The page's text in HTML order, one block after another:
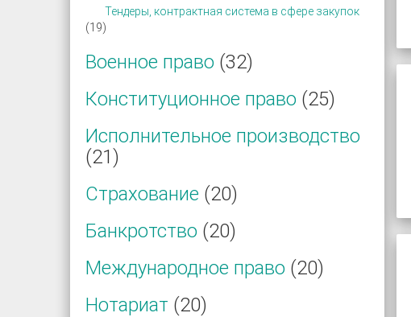
Тендеры, контрактная система в сфере закупок
(19)
Военное право (32)
Конституционное право (25)
Исполнительное производство
(21)
Страхование (20)
Банкротство (20)
Международное право (20)
Нотариат (20)